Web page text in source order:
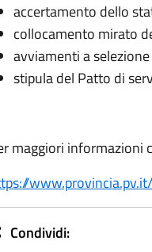
accertamento dello
collocamento mirato
avviamenti a
stipula del Patto di
maggiori informazioni
Condividi: